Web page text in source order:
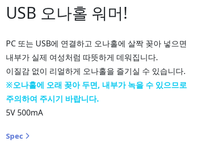
USB 오나홀 워머!
PC 또는 USB에 연결하고 오나홀에 살짝 꽂아 넣으면
내부가 실제 여성처럼 따뜻하게 데워집니다.
이질감 없이 리얼하게 오나홀을 즐기실 수 있습니다.
※오나홀에 오래 꽂아 두면, 내부가 녹을 수 있으므로
주의하여 주시기 바랍니다.
5V 500mA
Spec